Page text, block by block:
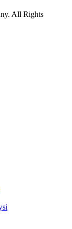
All Rights